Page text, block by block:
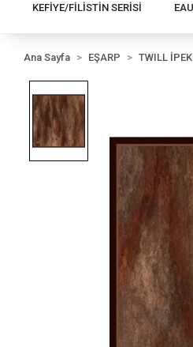
KEFİYE/FİLİSTİN SERİSİ
Ana Sayfa EŞARP TWILL